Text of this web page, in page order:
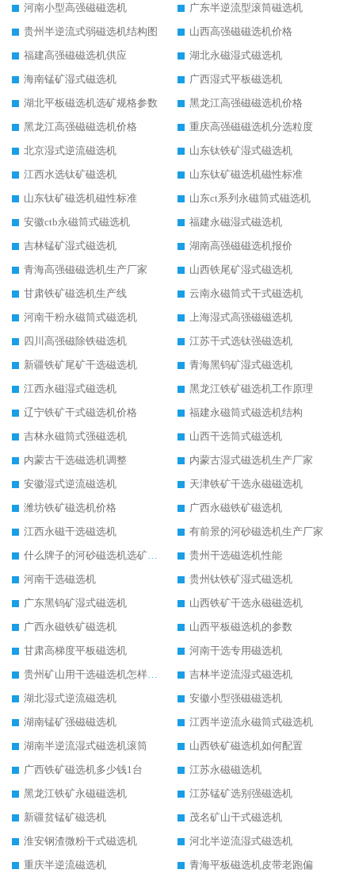
河南小型高强磁磁选机
广东半逆流型滚筒磁选机
贵州半逆流式弱磁选机结构图
山西高强磁磁选机价格
福建高强磁磁选机供应
湖北永磁湿式磁选机
海南锰矿湿式磁选机
广西湿式平板磁选机
湖北平板磁选机选矿规格参数
黑龙江高强磁磁选机价格
黑龙江高强磁磁选机价格
重庆高强磁磁选机分选粒度
北京湿式逆流磁选机
山东钛铁矿湿式磁选机
江西水选钛矿磁选机
山东钛矿磁选机磁性标准
山东钛矿磁选机磁性标准
山东ct系列永磁筒式磁选机
安徽ctb永磁筒式磁选机
福建永磁湿式磁选机
吉林锰矿湿式磁选机
湖南高强磁磁选机报价
青海高强磁磁选机生产厂家
山西铁尾矿湿式磁选机
甘肃铁矿磁选机生产线
云南永磁筒式干式磁选机
河南干粉永磁筒式磁选机
上海湿式高强磁磁选机
四川高强磁除铁磁选机
江苏干式选钛强磁选机
新疆铁矿尾矿干选磁选机
青海黑钨矿湿式磁选机
江西永磁湿式磁选机
黑龙江铁矿磁选机工作原理
辽宁铁矿干式磁选机价格
福建永磁筒式磁选机结构
吉林永磁筒式强磁选机
山西干选筒式磁选机
内蒙古干选磁选机调整
内蒙古湿式磁选机生产厂家
安徽湿式逆流磁选机
天津铁矿干选永磁磁选机
潍坊铁矿磁选机价格
广西永磁铁矿磁选机
江西永磁干选磁选机
有前景的河砂磁选机生产厂家
什么牌子的河砂磁选机选矿效果好
贵州干选磁选机性能
河南干选磁选机
贵州钛铁矿湿式磁选机
广东黑钨矿湿式磁选机
山西铁矿干选永磁磁选机
广西永磁铁矿磁选机
山西平板磁选机的参数
甘肃高梯度平板磁选机
河南干选专用磁选机
贵州矿山用干选磁选机怎样调磁
吉林半逆流湿式磁选机
湖北湿式逆流磁选机
安徽小型强磁磁选机
湖南锰矿强磁磁选机
江西半逆流永磁筒式磁选机
湖南半逆流湿式磁选机滚筒
山西铁矿磁选机如何配置
广西铁矿磁选机多少钱1台
江苏永磁磁选机
黑龙江铁矿永磁磁选机
江苏锰矿选别强磁选机
新疆贫锰矿磁选机
茂名矿山干式磁选机
淮安钢渣微粉干式磁选机
河北半逆流湿式磁选机
重庆半逆流磁选机
青海平板磁选机皮带老跑偏